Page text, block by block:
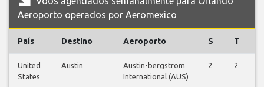
Aeroporto operados por Aeromexico
País Destino Aeroporto S T
United
States
Austin
Austin-bergstrom
International (AUS)
2 2